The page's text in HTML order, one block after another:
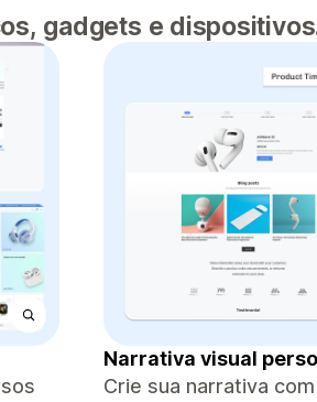
gadgets e
Narrativa visual
Crie sua narrativa